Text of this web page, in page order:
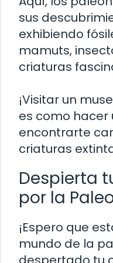
sus
exhibiendo
mamuts,
criaturas
¡Visitar un
es como hacer
encontrarte
criaturas
Despierta
por la
¡Espero que
mundo de la